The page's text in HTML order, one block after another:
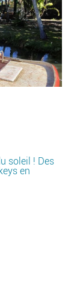
soleil ! Des
en